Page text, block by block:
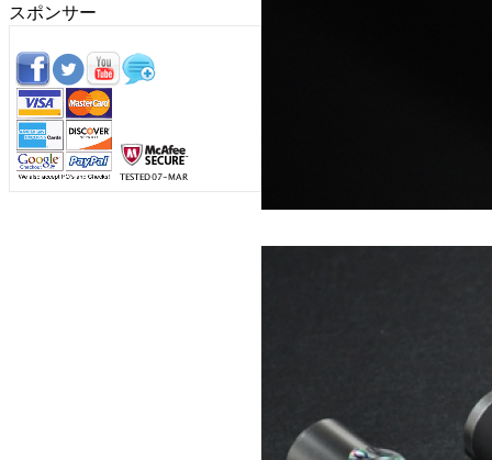
スポンサー